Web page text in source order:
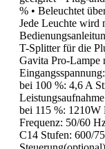
% • Beleuchtet
Jede Leuchte wird
T-Splitter für die
Gavita Pro-Lampe
bei 100 %: 4,6 A
bei 115 %:
Frequenz: 50/60
C14 Stufen: 600/